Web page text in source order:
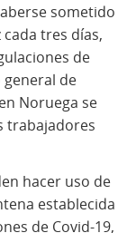
sometido
tres días,
de
de
Noruega se
trabajadores
hacer uso de
establecida
de Covid-19,